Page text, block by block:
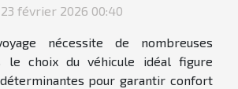
23 février 2026 00:40
nécessite de nombreuses
le choix du véhicule idéal figure
pour garantir confort